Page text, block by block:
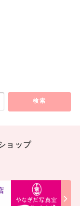
検索
ョップ